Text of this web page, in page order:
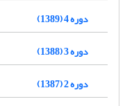
دوره 4 (1389)
دوره 3 (1388)
دوره 2 (1387)